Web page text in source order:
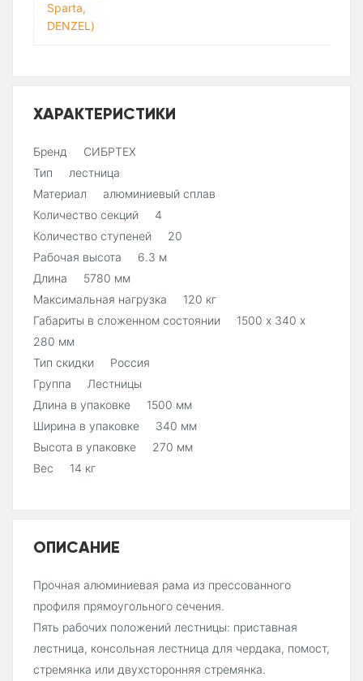
Sparta,
DENZEL)
ХАРАКТЕРИСТИКИ
Бренд СИБРТЕХ
Тип лестница
Материал алюминиевый сплав
Количество секций 4
Количество ступеней 20
Рабочая высота 6.3 м
Длина 5780 мм
Максимальная нагрузка 120 кг
Габариты в сложенном состоянии 1500 х 340 х
280 мм
Тип скидки Россия
Группа Лестницы
Длина в упаковке 1500 мм
Ширина в упаковке 340 мм
Высота в упаковке 270 мм
Вес 14 кг
ОПИСАНИЕ
Прочная алюминиевая рама из прессованного
профиля прямоугольного сечения.
Пять рабочих положений лестницы: приставная
лестница, консольная лестница для чердака, помост,
стремянка или двухсторонняя стремянка.